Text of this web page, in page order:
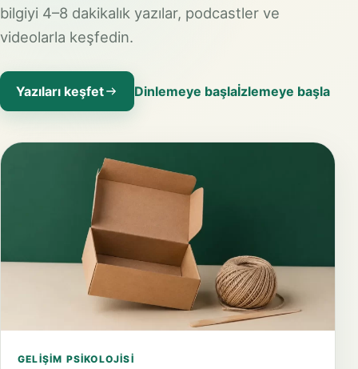
bilgiyi 4–8 dakikalık yazılar, podcastler ve
videolarla keşfedin.
Yazıları keşfet Dinlemeye başlaİzlemeye başla
GELIŞIM PSIKOLOJISI